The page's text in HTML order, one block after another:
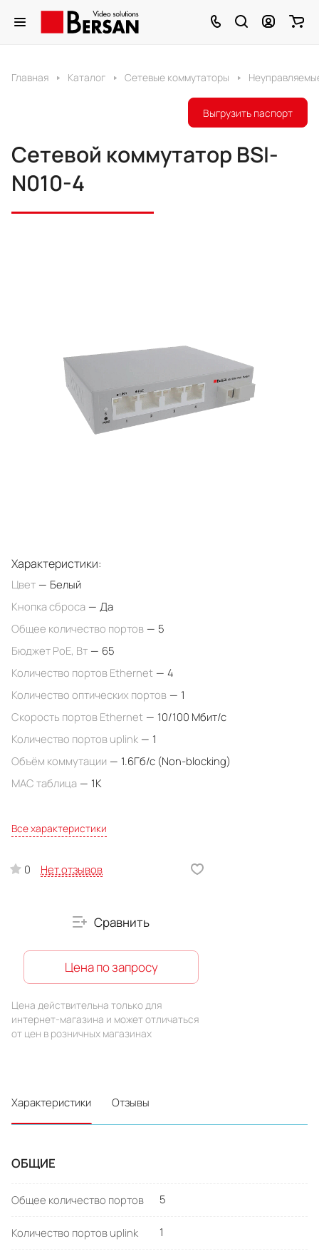
Главная Каталог Сетевые коммутаторы
Сетевой коммутатор BSI-
N010-4
Выгрузить паспорт
Характеристики:
Цвет — Белый
Кнопка сброса — Да
Общее количество портов — 5
Бюджет PoE, Вт — 65
Количество портов Ethernet — 4
Количество оптических портов — 1
Скорость портов Ethernet — 10/100 Мбит/с
Количество портов uplink — 1
Объём коммутации — 1.6Гб/с (Non-blocking)
MAC таблица — 1К
Все характеристики
0 Нет отзывов
Цена по запросу
Цена действительна только для
интернет-магазина и может отличаться
от цен в розничных магазинах
Характеристики Отзывы
ОБЩИЕ
Общее количество портов 5
Количество портов uplink 1